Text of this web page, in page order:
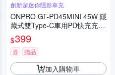
創新超迷你隱形車充
ONPRO GT-PD45MINI 45W 隱
藏式雙Type-C車用PD快充充電
器
$399
券 贈品
加入購物車